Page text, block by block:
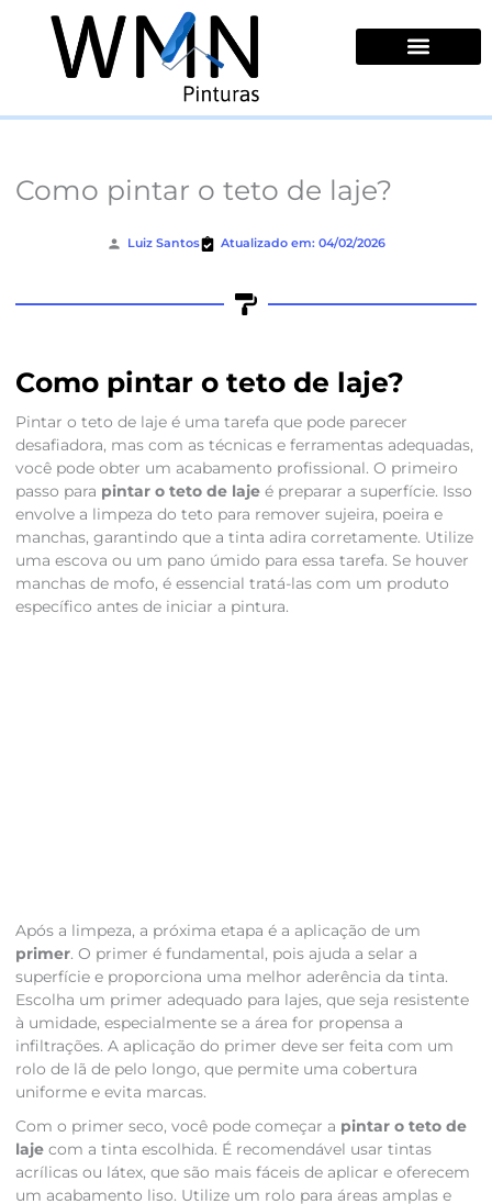
conteúdo
Como pintar o teto de laje?
Luiz Santos Atualizado em: 04/02/2026
Como pintar o teto de laje?
Pintar o teto de laje é uma tarefa que pode parecer
desafiadora, mas com as técnicas e ferramentas adequadas,
você pode obter um acabamento profissional. O primeiro
passo para pintar o teto de lajeé preparar a superfície. Isso
envolve a limpeza do teto para remover sujeira, poeira e
manchas, garantindo que a tinta adira corretamente. Utilize
uma escova ou um pano úmido para essa tarefa. Se houver
manchas de mofo, é essencial tratá-las com um produto
específico antes de iniciar a pintura.
Após a limpeza, a próxima etapa é a aplicação de um
primer. O primer é fundamental, pois ajuda a selar a
superfície e proporciona uma melhor aderência da tinta.
Escolha um primer adequado para lajes, que seja resistente
à umidade, especialmente se a área for propensa a
infiltrações. A aplicação do primer deve ser feita com um
rolo de lã de pelo longo, que permite uma cobertura
uniforme e evita marcas.
Com o primer seco, você pode começar a pintar o teto de
lajecom a tinta escolhida. É recomendável usar tintas
acrílicas ou látex, que são mais fáceis de aplicar e oferecem
um acabamento liso. Utilize um rolo para áreas amplas e